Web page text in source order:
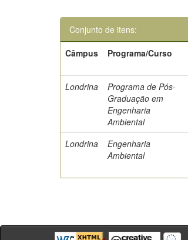
Conjunto de itens:
Câmpus
Programa/Curso
Londrina
Programa de Pós-
Graduação em
Engenharia
Ambiental
Londrina
Engenharia
Ambiental